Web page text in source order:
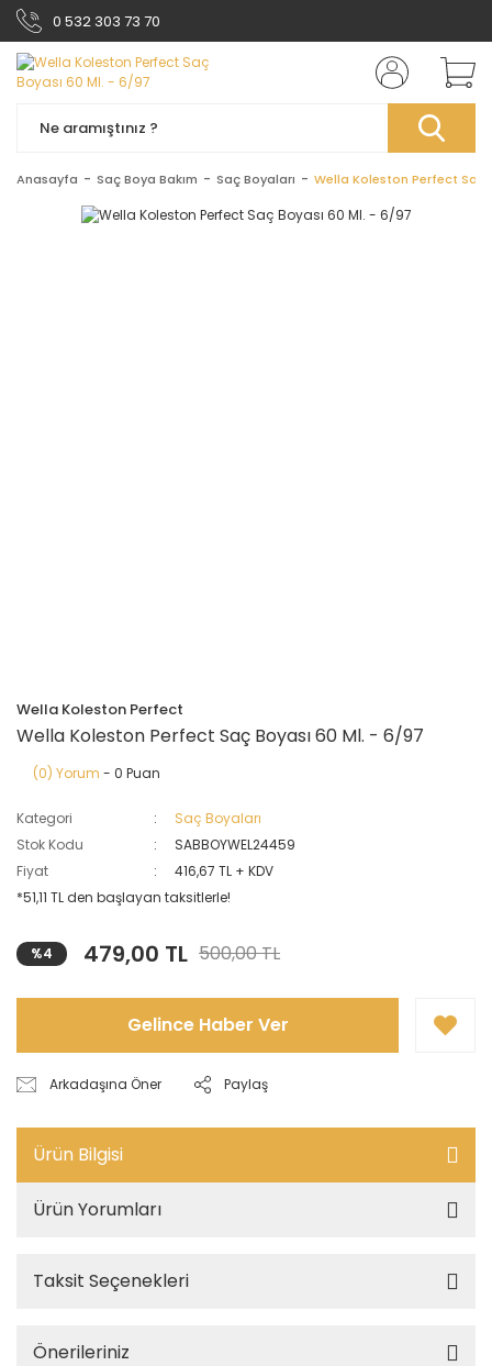
0 532 303 73 70
Anasayfa Saç Boya Bakım Saç Boyaları Wella Koleston Perfect Saç
Wella Koleston Perfect
Wella Koleston Perfect Saç Boyası 60 Ml. - 6/97
(0) Yorum - 0 Puan
Kategori
Saç Boyaları
Stok Kodu
SABBOYWEL24459
Fiyat
416,67 TL + KDV
*51,11 TL den başlayan taksitlerle!
%4 479,00 TL 500,00 TL
Gelince Haber Ver
Arkadaşına Öner Paylaş
Ürün Bilgisi
Ürün Yorumları
Taksit Seçenekleri
Önerileriniz